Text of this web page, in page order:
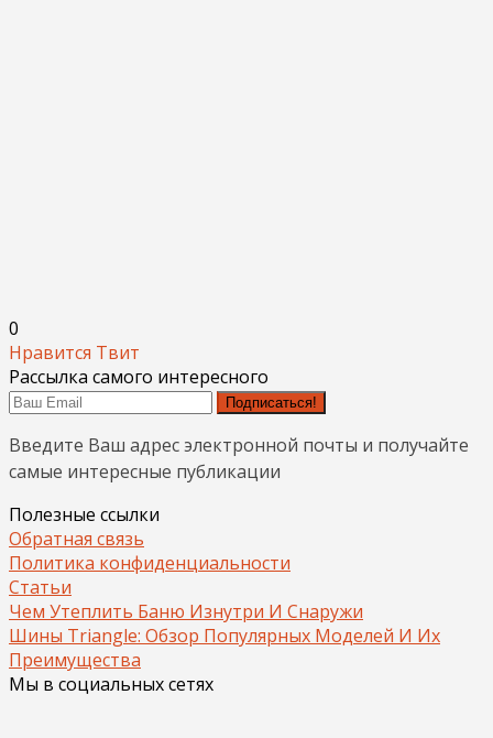
0
Нравится Твит
Рассылка самого интересного
Подписаться!
Введите Ваш адрес электронной почты и получайте
самые интересные публикации
Полезные ссылки
Обратная связь
Политика конфиденциальности
Статьи
Чем Утеплить Баню Изнутри И Снаружи
Шины Triangle: Обзор Популярных Моделей И Их
Преимущества
Мы в социальных сетях